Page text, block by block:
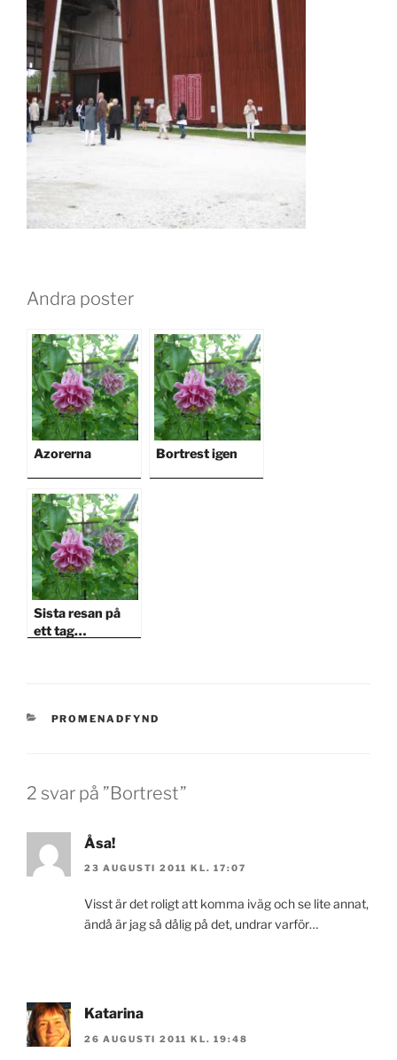
Andra poster
Azorerna Bortrest igen
Sista resan på
ett tag…
KATEGORIER
PROMENADFYND
2 svar på ”Bortrest”
Åsa!
23 AUGUSTI 2011 KL. 17:07
Visst är det roligt att komma iväg och se lite annat,
ändå är jag så dålig på det, undrar varför…
Katarina
26 AUGUSTI 2011 KL. 19:48